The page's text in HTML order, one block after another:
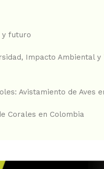
y futuro
Impacto Ambiental y
Avistamiento de Aves
Corales en Colombia